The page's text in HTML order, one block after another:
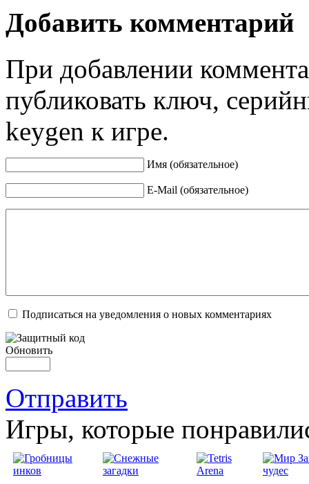
Добавить комментарий
При добавлении
публиковать ключ,
keygen к игре.
Имя (обязательное)
E-Mail (обязательное)
Подписаться на уведомления о новых комментариях
Обновить
Отправить
Игры, которые